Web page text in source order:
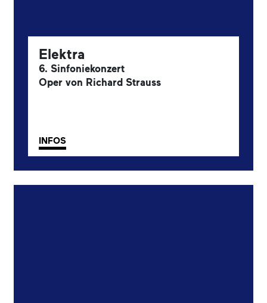
Elektra
6. Sinfoniekonzert
Oper von Richard Strauss
INFOS